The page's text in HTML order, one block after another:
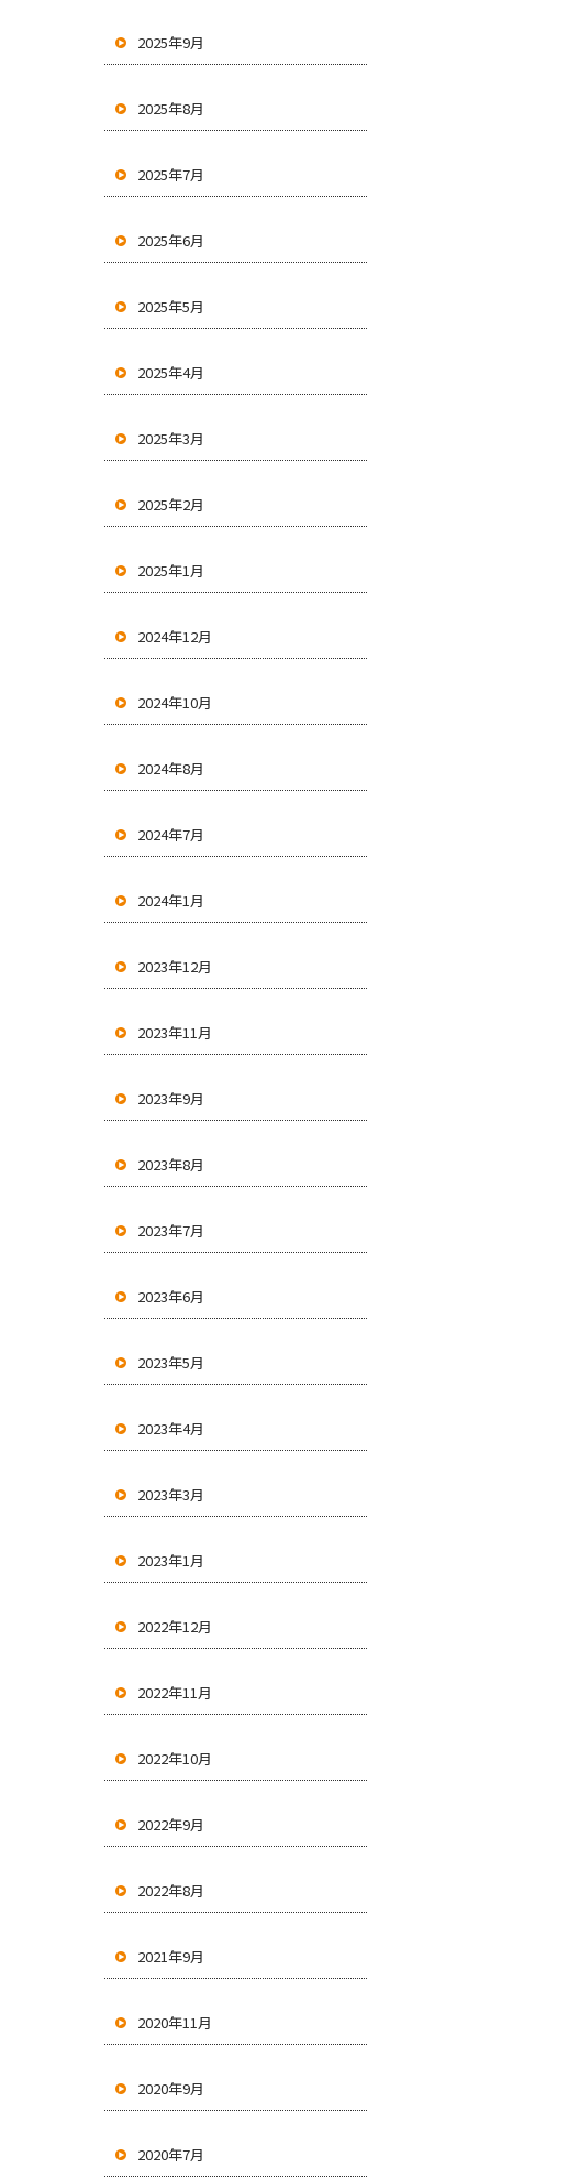
2025年9月
2025年8月
2025年7月
2025年6月
2025年5月
2025年4月
2025年3月
2025年2月
2025年1月
2024年12月
2024年10月
2024年8月
2024年7月
2024年1月
2023年12月
2023年11月
2023年9月
2023年8月
2023年7月
2023年6月
2023年5月
2023年4月
2023年3月
2023年1月
2022年12月
2022年11月
2022年10月
2022年9月
2022年8月
2021年9月
2020年11月
2020年9月
2020年7月